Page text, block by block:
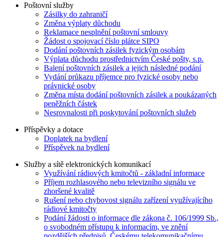
Poštovní služby
Zásilky do zahraničí
Změna výplaty důchodu
Reklamace nesplnění poštovní smlouvy
Žádost o spojovací číslo plátce SIPO
Dodání poštovních zásilek fyzickým osobám
Výplata důchodu prostřednictvím České pošty, s.p.
Balení poštovních zásilek a jejich následné podání
Vydání průkazu příjemce pro fyzické osoby nebo
právnické osoby
Změna místa dodání poštovních zásilek a poukázaných
peněžních částek
Nesrovnalosti při poskytování poštovních služeb
Příspěvky a dotace
Doplatek na bydlení
Příspěvek na bydlení
Služby a sítě elektronických komunikací
Využívání rádiových kmitočtů - základní informace
Příjem rozhlasového nebo televizního signálu ve
zhoršené kvalitě
Rušení nebo chybovost signálu zařízení využívajícího
rádiové kmitočty
Podání žádosti o informace dle zákona č. 106/1999 Sb.,
o svobodném přístupu k informacím, ve znění